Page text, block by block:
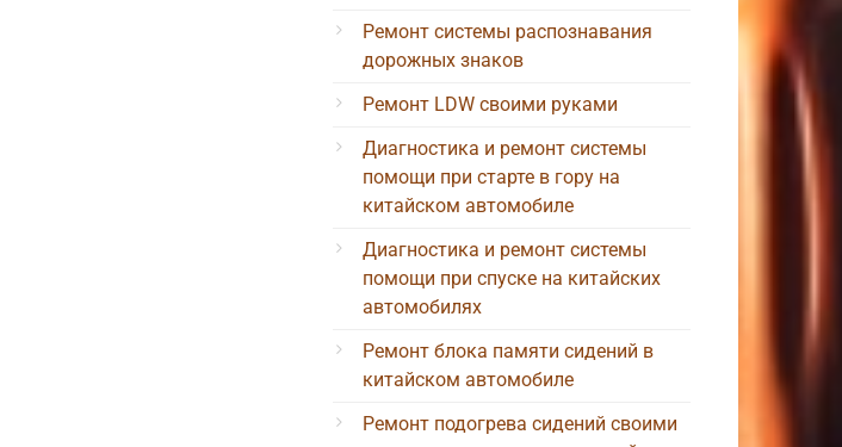
Ремонт системы распознавания
дорожных знаков
Ремонт LDW своими руками
Диагностика и ремонт системы
помощи при старте в гору на
китайском автомобиле
Диагностика и ремонт системы
помощи при спуске на китайских
автомобилях
Ремонт блока памяти сидений в
китайском автомобиле
Ремонт подогрева сидений своими